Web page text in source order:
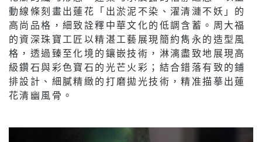
動線條刻畫出蓮花「出淤泥不染、濯清漣不妖」的
高尚品格，細致詮釋中華文化的低調含蓄。周大福
的資深珠寶工匠以精湛工藝展現簡約雋永的造型風
格，透過臻至化境的鑲嵌技術，淋漓盡致地展現高
級鑽石與彩色寶石的光芒火彩；結合錯落有致的鋪
排設計、細膩精緻的打磨拋光技術，精准描摹出蓮
花清幽風骨。